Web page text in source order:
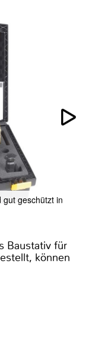
gut geschützt in
Baustativ für
können